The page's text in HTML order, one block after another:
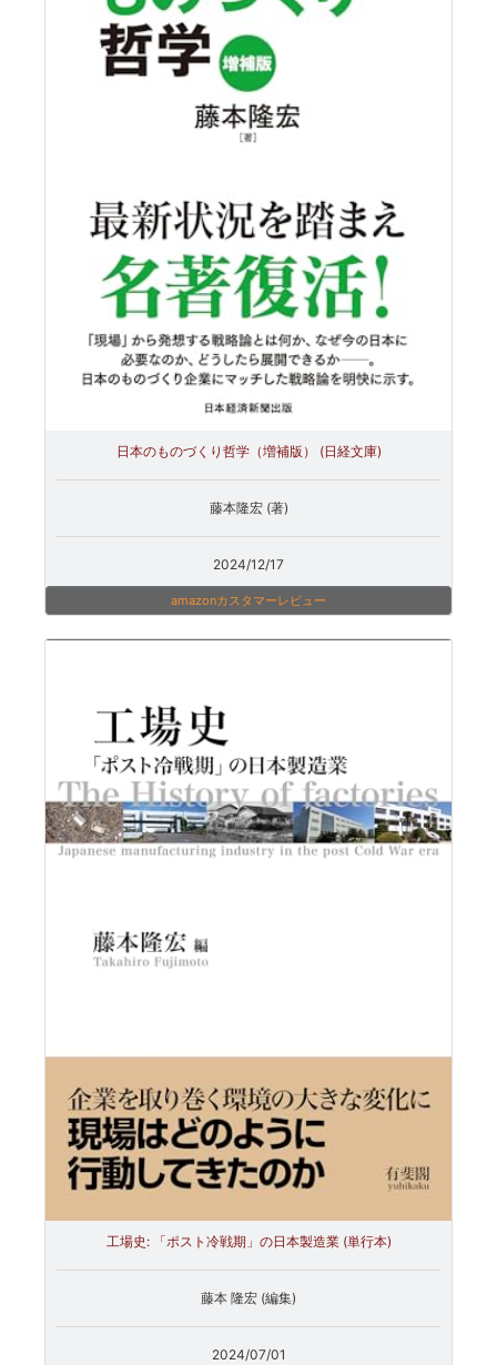
日本のものづくり哲学（増補版） (日経文庫)
藤本隆宏 (著)
2024/12/17
amazonカスタマーレビュー
工場史: 「ポスト冷戦期」の日本製造業 (単行本)
藤本 隆宏 (編集)
2024/07/01